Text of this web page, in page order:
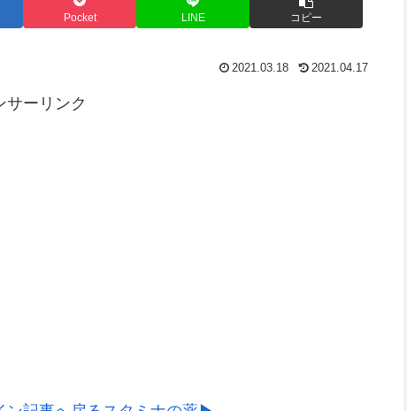
Pocket LINE コピー
2021.03.18 2021.04.17
サーリンク